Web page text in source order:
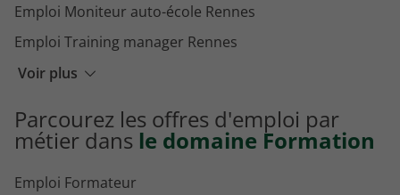
Voir plus
Emploi Moniteur auto-école Rennes
Emploi Training manager Rennes
Emploi Responsable de formation Rennes
Emploi Coordinateur pédagogique Rennes
Parcourez les offres d'emploi par
métier dans le domaine Formation
Emploi Formateur